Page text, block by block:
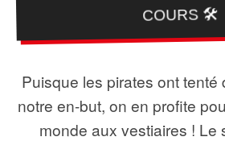
COURS 🛠️
Puisque les pirates ont tenté
notre en-but, on en profite
monde aux vestiaires ! Le